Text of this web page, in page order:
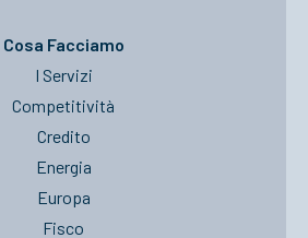
Cosa Facciamo
I Servizi
Competitività
Credito
Energia
Europa
Fisco